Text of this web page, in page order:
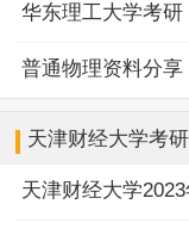
华东理工大学考研
普通物理资料分享
天津财经大学考